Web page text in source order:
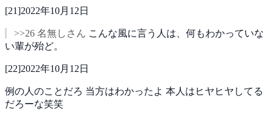
[21]2022年10月12日
>>26 名無しさん こんな風に言う人は、何もわかっていな
い輩が殆ど。
[22]2022年10月12日
例の人のことだろ 当方はわかったよ 本人はヒヤヒヤしてる
だろーな笑笑